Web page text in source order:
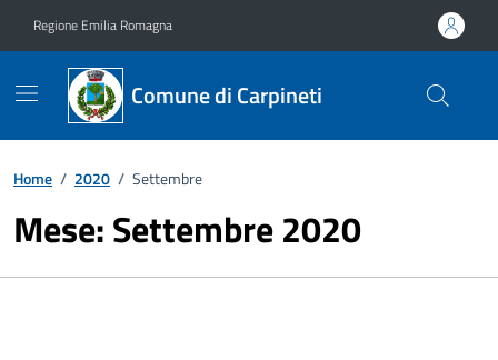
Regione Emilia Romagna
Comune di Carpineti
Home / 2020 / Settembre
Mese:Settembre 2020